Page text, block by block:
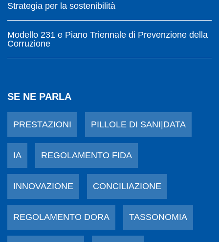
Strategia per la sostenibilità
Modello 231 e Piano Triennale di Prevenzione della
Corruzione
SE NE PARLA
PRESTAZIONI PILLOLE DI SANI|DATA
IA REGOLAMENTO FIDA
INNOVAZIONE CONCILIAZIONE
REGOLAMENTO DORA TASSONOMIA